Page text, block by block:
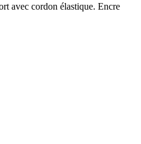
avec cordon élastique. Encre